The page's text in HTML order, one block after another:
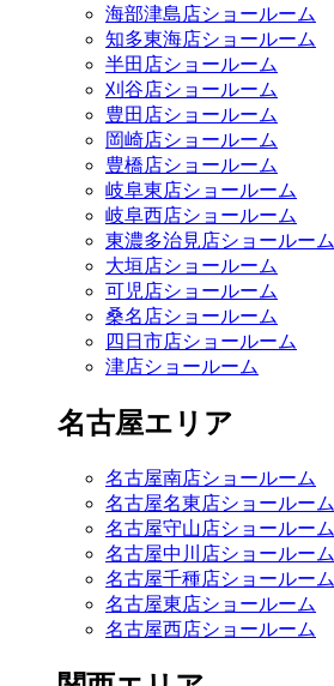
海部津島店ショールーム
知多東海店ショールーム
半田店ショールーム
刈谷店ショールーム
豊田店ショールーム
岡崎店ショールーム
豊橋店ショールーム
岐阜東店ショールーム
岐阜西店ショールーム
東濃多治見店ショールーム
大垣店ショールーム
可児店ショールーム
桑名店ショールーム
四日市店ショールーム
津店ショールーム
名古屋エリア
名古屋南店ショールーム
名古屋名東店ショールーム
名古屋守山店ショールーム
名古屋中川店ショールーム
名古屋千種店ショールーム
名古屋東店ショールーム
名古屋西店ショールーム